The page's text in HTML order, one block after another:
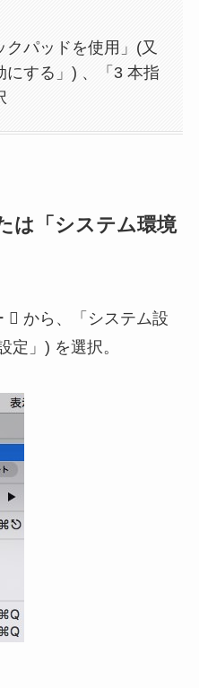
クパッドを使用」(又
にする」) 、「3 本指
は「システム環境
 から、「システム設
定」) を選択。